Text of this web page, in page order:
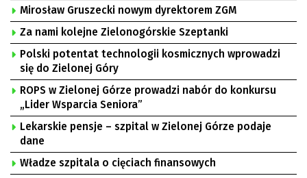
Mirosław Gruszecki nowym dyrektorem ZGM
Za nami kolejne Zielonogórskie Szeptanki
Polski potentat technologii kosmicznych wprowadzi
się do Zielonej Góry
ROPS w Zielonej Górze prowadzi nabór do konkursu
„Lider Wsparcia Seniora”
Lekarskie pensje – szpital w Zielonej Górze podaje
dane
Władze szpitala o cięciach finansowych